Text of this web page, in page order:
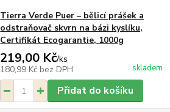
Tierra Verde Puer – bělicí prášek a
odstraňovač skvrn na bázi kyslíku,
Certifikát Ecogarantie, 1000g
219,00 Kč/ks
180,99 Kč bez DPH skladem
Přidat do košíku